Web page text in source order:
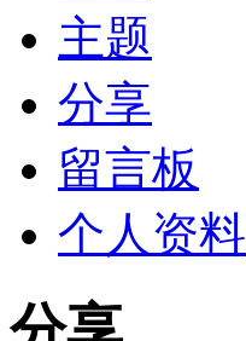
主题
分享
留言板
个人资料